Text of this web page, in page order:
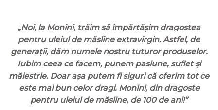
„Noi, la Monini, trăim să împărtășim dragostea
pentru uleiul de măsline extravirgin. Astfel, de
generații, dăm numele nostru tuturor produselor.
Iubim ceea ce facem, punem pasiune, suflet și
măiestrie. Doar așa putem fi siguri că oferim tot ce
este mai bun celor dragi. Monini, din dragoste
pentru uleiul de măsline, de 100 de ani!”